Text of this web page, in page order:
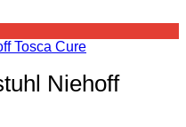
Niehoff